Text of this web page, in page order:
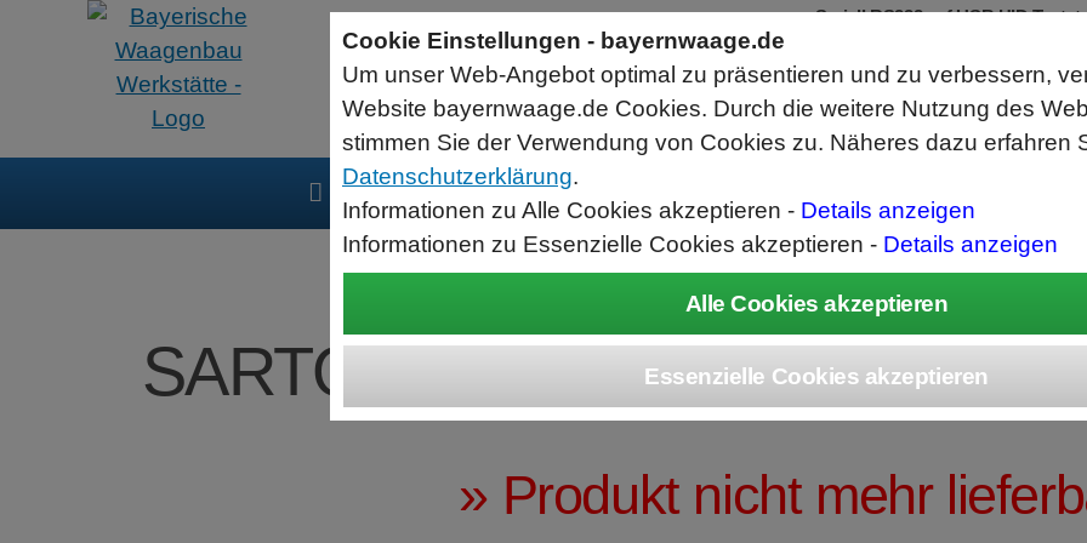
SARTORIUS CUBIS®
» Produkt nicht mehr
Produkte Service
Sartorius Feuchtebestimmer MA35
jetzt zum Aktionspreis
Der MA35 ist das Einsteigermodell zur schnellen und
zuverlässigen Bestimmung der Materialfeuchte flüssiger, pastöser
und fester Substanzen mit dem Verfahren der Thermogravimetrie.
Wägebereich: 35 g, Ablesbarkeit: 1 mg
Seriell RS232 auf USB HID
RS232 Daten in Computer
Funktioniert wie eine USB Tastatur,
Verwendet Standard USB Tastatur
Datenbearbeitung vor Ausgabe
Cookie Einstellungen - bayernwaage.de
Um unser Web-Angebot optimal zu präsentieren und zu verbessern,
Website bayernwaage.de Cookies. Durch die weitere Nutzung des
stimmen Sie der Verwendung von Cookies zu. Näheres dazu erfahren
Datenschutzerklärung.
Informationen zu Alle Cookies akzeptieren - Details anzeigen
Informationen zu Essenzielle Cookies akzeptieren - Details anzeigen